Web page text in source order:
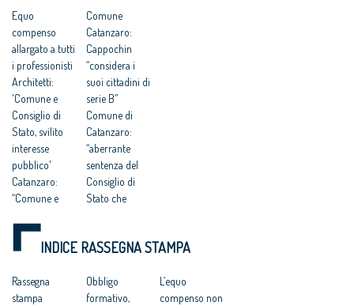
una competitività
basata su
fondamentalismi
monetari e finalizzata
a tutelare gli interessi
dei grandi gruppi
finanziari”
Equo
compenso
allargato a tutti
i professionisti
Architetti:
'Comune e
Consiglio di
Stato, svilito
interesse
pubblico'
Catanzaro:
“Comune e
Stato hanno
svilito
pubblico”
Catanzaro.
Comune
Catanzaro:
Cappochin
“considera i
suoi cittadini di
serie B”
Comune di
Catanzaro:
“aberrante
sentenza del
Consiglio di
Stato che
intellettuale e
Progettisti
gratis a
INDICE RASSEGNA STAMPA
Rassegna
stampa
Obbligo
formativo,
L’equo
compenso non